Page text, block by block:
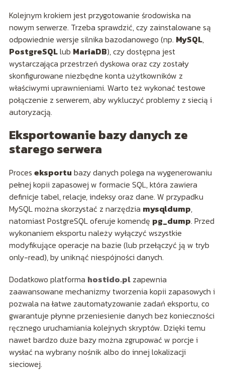
Kolejnym krokiem jest przygotowanie środowiska na
nowym serwerze. Trzeba sprawdzić, czy zainstalowane są
odpowiednie wersje silnika bazodanowego (np. MySQL,
PostgreSQLlub MariaDB), czy dostępna jest
wystarczająca przestrzeń dyskowa oraz czy zostały
skonfigurowane niezbędne konta użytkowników z
właściwymi uprawnieniami. Warto też wykonać testowe
połączenie z serwerem, aby wykluczyć problemy z siecią i
autoryzacją.
Eksportowanie bazy danych ze
starego serwera
Proces eksportu bazy danych polega na wygenerowaniu
pełnej kopii zapasowej w formacie SQL, która zawiera
definicje tabel, relacje, indeksy oraz dane. W przypadku
MySQL można skorzystać z narzędzia mysqldump,
natomiast PostgreSQL oferuje komendę pg_dump. Przed
wykonaniem eksportu należy wyłączyć wszystkie
modyfikujące operacje na bazie (lub przełączyć ją w tryb
only-read), by uniknąć niespójności danych.
Dodatkowo platforma hostido.plzapewnia
zaawansowane mechanizmy tworzenia kopii zapasowych i
pozwala na łatwe zautomatyzowanie zadań eksportu, co
gwarantuje płynne przeniesienie danych bez konieczności
ręcznego uruchamiania kolejnych skryptów. Dzięki temu
nawet bardzo duże bazy można zgrupować w porcje i
wysłać na wybrany nośnik albo do innej lokalizacji
sieciowej.